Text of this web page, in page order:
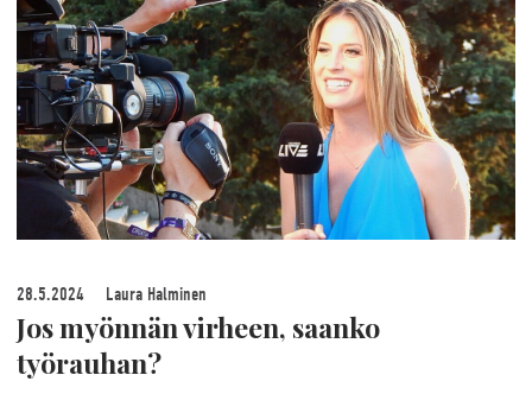
28.5.2024 Laura Halminen
Jos myönnän virheen, saanko
työrauhan?